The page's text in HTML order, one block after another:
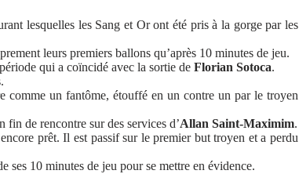
lesquelles les Sang et Or ont été pris à la gorge par les
leurs premiers ballons qu’après 10 minutes de jeu.
qui a coïncidé avec la sortie de Florian Sotoca.
comme un fantôme, étouffé en un contre un par le troyen
fin de rencontre sur des services d’Allan Saint-Maximim.
encore prêt. Il est passif sur le premier but troyen et a perdu
ses 10 minutes de jeu pour se mettre en évidence.